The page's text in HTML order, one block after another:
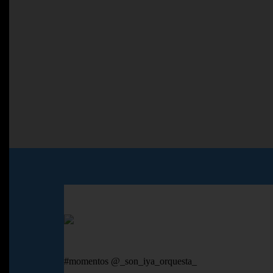
#momentos @_son_iya_orquesta_